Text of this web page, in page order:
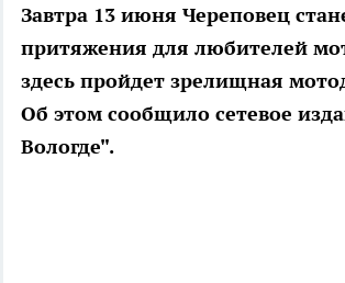
Завтра 13 июня Череповец
притяжения для любителей
здесь пройдет зрелищная
Об этом сообщило сетевое
Вологде".